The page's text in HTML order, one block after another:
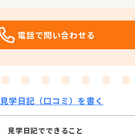
電話で問い合わせる
見学日記（口コミ）を書く
見学日記でできること